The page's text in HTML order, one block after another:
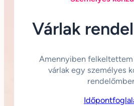
Várlak
Amennyiben
várlak egy személyes